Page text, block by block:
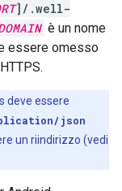
]/.well-
è un nome
essere omesso
deve essere
json
un riindirizzo (vedi